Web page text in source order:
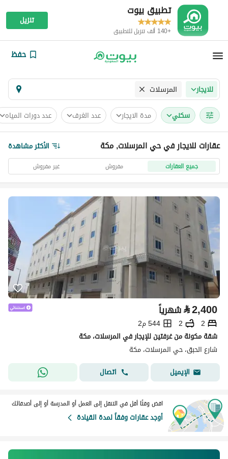
تطبيق بيوت
+140 ألف تنزيل للتطبيق
تنزيل
حفظ
للايجار المرسلات
سكني مدة الايجار عدد الغرف عدد دورات المياه
عقارات للايجار في حي المرسلات, مكة الأكثر مشاهدة
جميع العقارات مفروش غير مفروش
⃁2,400 شهرياً
2
2
544 م2
شقة مكونة من غرفتين للإيجار في المرسلات، مكة
شارع الحبق، حي المرسلات، مكة
الإيميل
اتصال
اقض وقتًا أقل في التنقل إلى العمل أو المدرسة أو إلى أصدقائك
أوجد عقارات وفقاً لمدة القيادة